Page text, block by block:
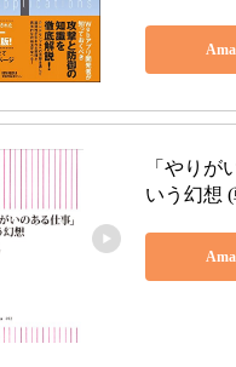
「やりが
いう幻想